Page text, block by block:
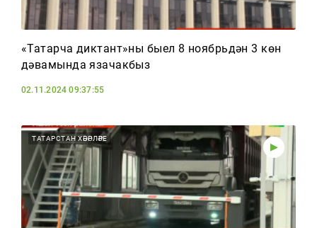
«Татарча диктант»ны быел 8 ноябрьдән 3 көн
дәвамында язачакбыз
02.11.2024 09:37:55
ТАТАРСТАН ХӘБӘРЛӘРЕ